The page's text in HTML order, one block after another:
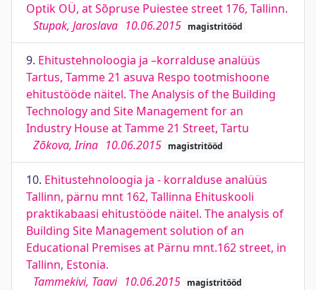
Optik OÜ, at Sõpruse Puiestee street 176, Tallinn.
Stupak, Jaroslava 10.06.2015 magistritööd
9. Ehitustehnoloogia ja –korralduse analüüs
Tartus, Tamme 21 asuva Respo tootmishoone
ehitustööde näitel. The Analysis of the Building
Technology and Site Management for an
Industry House at Tamme 21 Street, Tartu
Zõkova, Irina 10.06.2015 magistritööd
10. Ehitustehnoloogia ja - korralduse analüüs
Tallinn, pärnu mnt 162, Tallinna Ehituskooli
praktikabaasi ehitustööde näitel. The analysis of
Building Site Management solution of an
Educational Premises at Pärnu mnt.162 street, in
Tallinn, Estonia.
Tammekivi, Taavi 10.06.2015 magistritööd